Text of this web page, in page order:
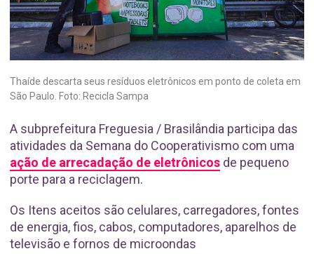
Thaíde descarta seus resíduos eletrônicos em ponto de coleta em
São Paulo. Foto: Recicla Sampa
A subprefeitura Freguesia / Brasilândia participa das
atividades da Semana do Cooperativismo com uma
ação de arrecadação de eletrônicos de pequeno
porte para a reciclagem.
Os Itens aceitos são celulares, carregadores, fontes
de energia, fios, cabos, computadores, aparelhos de
televisão e fornos de microondas